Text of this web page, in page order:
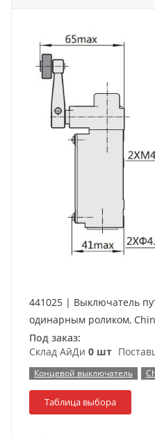
441025 | Выключатель
одинарным роликом,
Под заказ:
Склад АйДи 0 шт
Концевой выключатель
Таблица выбора